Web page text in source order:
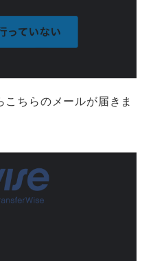
ちらのメールが届きま